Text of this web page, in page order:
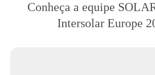
Conheça a equipe
Intersolar Europe